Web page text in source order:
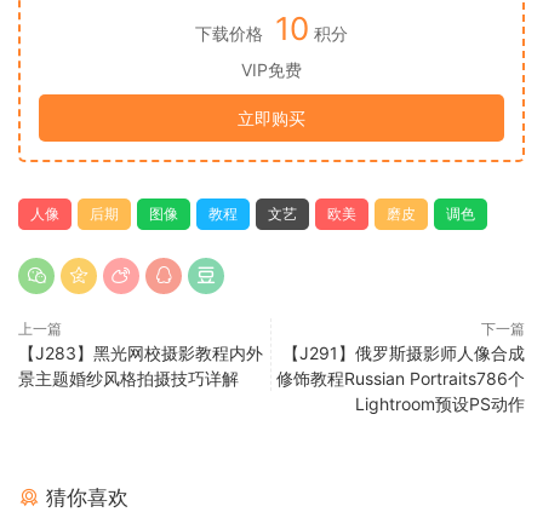
下载价格 10 积分
VIP免费
立即购买
人像 后期 图像 教程 文艺 欧美 磨皮 调色
上一篇
【J283】黑光网校摄影教程内外
景主题婚纱风格拍摄技巧详解
下一篇
【J291】俄罗斯摄影师人像合成
修饰教程Russian Portraits786个
Lightroom预设PS动作
猜你喜欢